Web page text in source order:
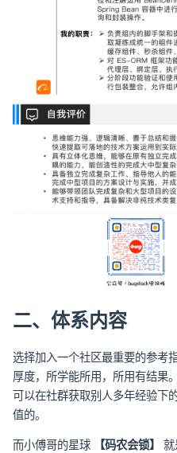
二、体系内容
选择加入一个社区最重要的参考
厚度，所学能所用，所用有结果
可以在社群获取别人多年经验下
值的。
而小傅哥的星球 【码农会锁】
就